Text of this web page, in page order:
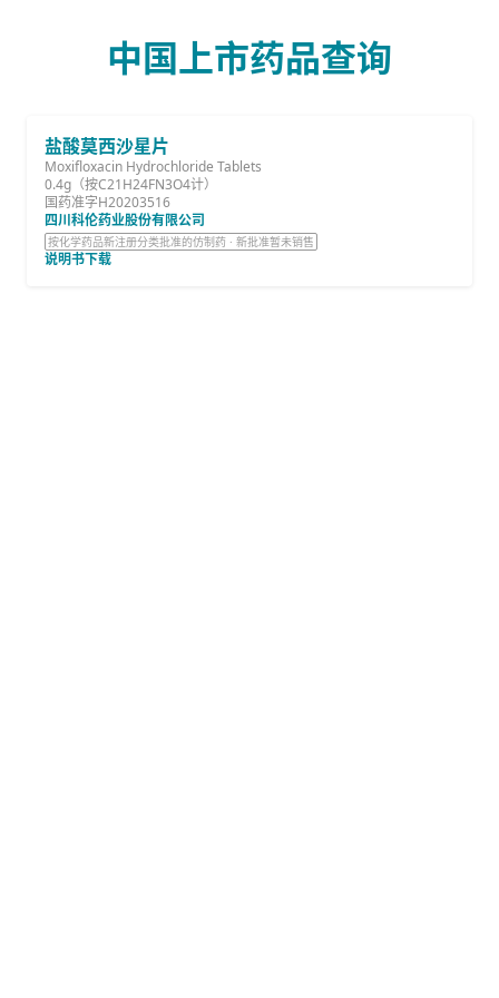
中国上市药品查询
盐酸莫西沙星片
Moxifloxacin Hydrochloride Tablets
0.4g（按C21H24FN3O4计）
国药准字H20203516
四川科伦药业股份有限公司
按化学药品新注册分类批准的仿制药 · 新批准暂未销售
说明书下载